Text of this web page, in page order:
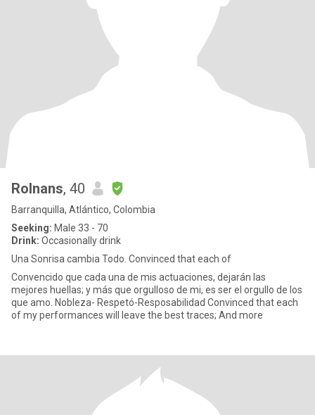
Rolnans, 40
Barranquilla, Atlántico, Colombia
Seeking: Male 33 - 70
Drink: Occasionally drink
Una Sonrisa cambia Todo. Convinced that each of
Convencido que cada una de mis actuaciones, dejarán las
mejores huellas; y más que orgulloso de mi, es ser el orgullo de los
que amo. Nobleza- Respetó-Resposabilidad Convinced that each
of my performances will leave the best traces; And more